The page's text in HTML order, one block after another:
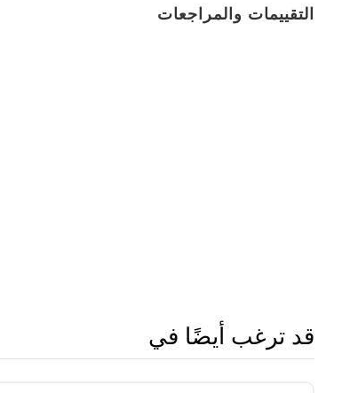
التقييمات والمراجعات
قد ترغب أيضًا في